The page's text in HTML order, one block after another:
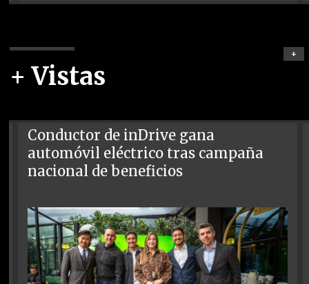
+ Vistas
+
Conductor de inDrive gana
automóvil eléctrico tras campaña
nacional de beneficios